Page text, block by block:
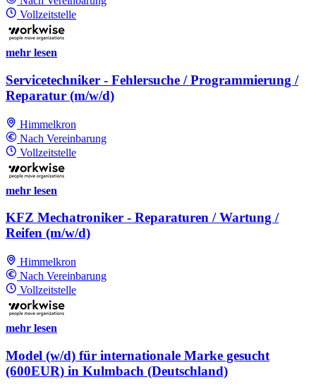
Vollzeitstelle
mehr lesen
Servicetechniker - Fehlersuche / Programmierung /
Reparatur (m/w/d)
Himmelkron
Nach Vereinbarung
Vollzeitstelle
mehr lesen
KFZ Mechatroniker - Reparaturen / Wartung /
Reifen (m/w/d)
Himmelkron
Nach Vereinbarung
Vollzeitstelle
mehr lesen
Model (w/d) für internationale Marke gesucht
(600EUR) in Kulmbach (Deutschland)